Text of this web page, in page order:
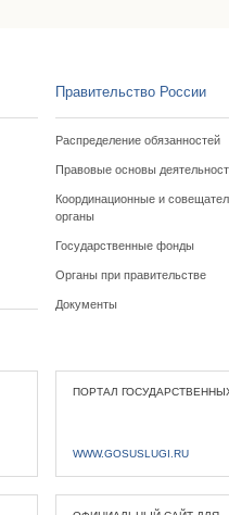
Правительство России
Распределение обязанностей
Правовые основы
Координационные и
органы
Государственные фонды
Органы при правительстве
Документы
ПОРТАЛ
WWW.GOSUSLUGI.RU